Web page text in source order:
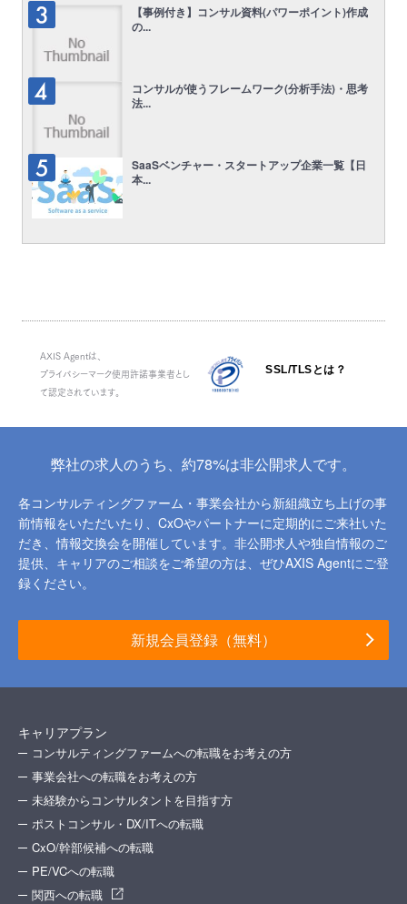
【事例付き】コンサル資料(パワーポイント)作成
の...
コンサルが使うフレームワーク(分析手法)・思考
法...
SaaSベンチャー・スタートアップ企業一覧【日
本...
AXIS Agentは、
プライバシーマーク使用許諾事業者とし
て認定されています。
SSL/TLSとは？
弊社の求人のうち、約78%は非公開求人です。
各コンサルティングファーム・事業会社から新組織立ち上げの事
前情報をいただいたり、 CxOやパートナーに定期的にご来社いた
だき、情報交換会を開催しています。 非公開求人や独自情報のご
提供、キャリアのご相談をご希望の方は、ぜひAXIS Agentにご登
録ください。
新規会員登録（無料）
キャリアプラン
コンサルティングファームへの転職をお考えの方
事業会社への転職をお考えの方
未経験からコンサルタントを目指す方
ポストコンサル・DX/ITへの転職
CxO/幹部候補への転職
PE/VCへの転職
関西への転職